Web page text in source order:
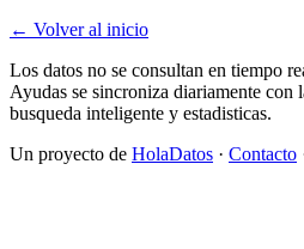
← Volver al inicio
Los datos no se consultan en tiempo
Ayudas se sincroniza diariamente con
busqueda inteligente y estadisticas.
Un proyecto de HolaDatos · Contacto